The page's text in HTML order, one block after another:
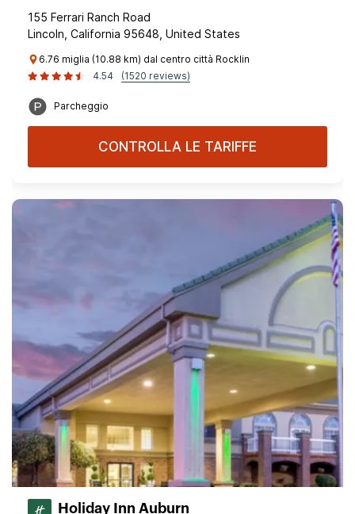
155 Ferrari Ranch Road
Lincoln, California 95648, United States
6.76 miglia (10.88 km) dal centro città Rocklin
4.54
(1520 reviews)
Parcheggio
CONTROLLA LE TARIFFE
Holiday Inn Auburn